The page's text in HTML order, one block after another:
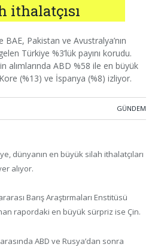
ithalatçısı
BAE, Pakistan ve Avustralya’nın
Türkiye %3’lük payını korudu.
alımlarında ABD %58 ile en büyük
(%13) ve İspanya (%8) izliyor.
GÜNDEM
dünyanın en büyük silah ithalatçıları
alıyor.
Barış Araştırmaları Enstitüsü
rapordaki en büyük sürpriz ise Çin.
ABD ve Rusya’dan sonra